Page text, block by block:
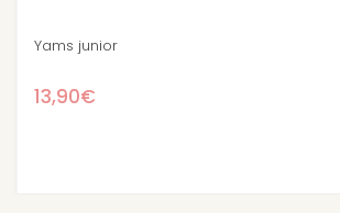
Yams junior
13,90€